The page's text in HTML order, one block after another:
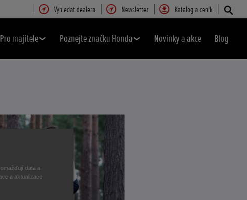
Vyhledat dealera Newsletter Katalog a ceník
Pro majitele Poznejte značku Honda Novinky a akce Blog
data a
a aktualizace